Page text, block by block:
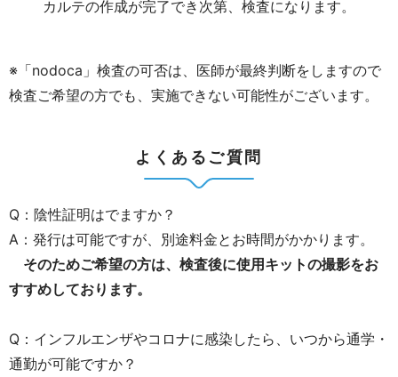
カルテの作成が完了でき次第、検査になります。
※「nodoca 」検査の可否は、医師が最終判断をしますので
検査ご希望の方でも、実施できない可能性がございます。
よくあるご質問
Q：陰性証明はでますか？
A：発行は可能ですが、別途料金とお時間がかかります。
そのためご希望の方は、検査後に使用キットの撮影をお
すすめしております。
Q：インフルエンザやコロナに感染したら、いつから通学・
通勤が可能ですか？